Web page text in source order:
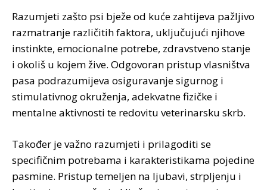
Razumjeti zašto psi bježe od kuće zahtijeva pažljivo
razmatranje različitih faktora, uključujući njihove
instinkte, emocionalne potrebe, zdravstveno stanje
i okoliš u kojem žive. Odgovoran pristup vlasništva
pasa podrazumijeva osiguravanje sigurnog i
stimulativnog okruženja, adekvatne fizičke i
mentalne aktivnosti te redovitu veterinarsku skrb.
Također je važno razumjeti i prilagoditi se
specifičnim potrebama i karakteristikama pojedine
pasmine. Pristup temeljen na ljubavi, strpljenju i